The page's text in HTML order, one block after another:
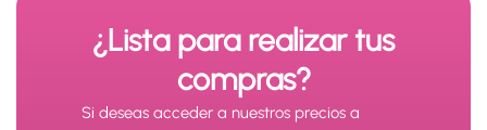
¿Lista para realizar tus
compras?
Si deseas acceder a nuestros precios a